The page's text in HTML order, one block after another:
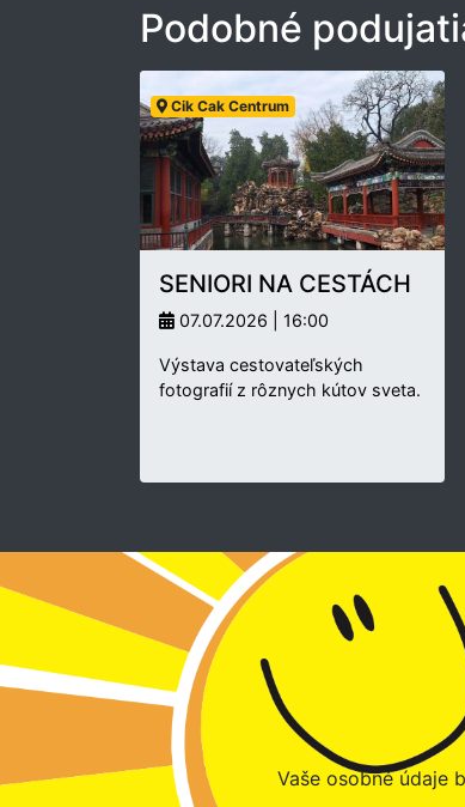
Podobné
Cik Cak Centrum
SENIORI NA CESTÁCH
07.07.2026 | 16:00
Výstava cestovateľských
fotografií z rôznych kútov sveta.
Vaše osobné údaje